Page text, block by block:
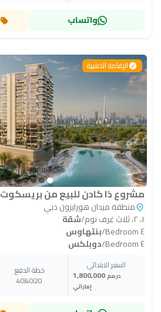
واتساب
الإقامة الذهبية
مشروع ذا كادن للبيع من بريسكوت
منطقة ميدان هورايزون دبي
١، ٢، ثلاث غرف نوم
/شقة
٤ Bedroom
/بنتهاوس
٤ Bedroom
/دوبلكس
السعر الابتدائي
1,800,000 درهم
إماراتي
خطة الدفع
20
40
40